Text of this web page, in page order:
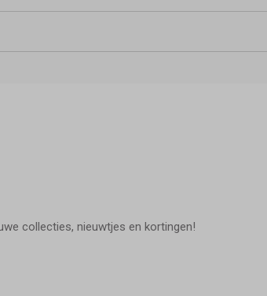
collecties, nieuwtjes en kortingen!